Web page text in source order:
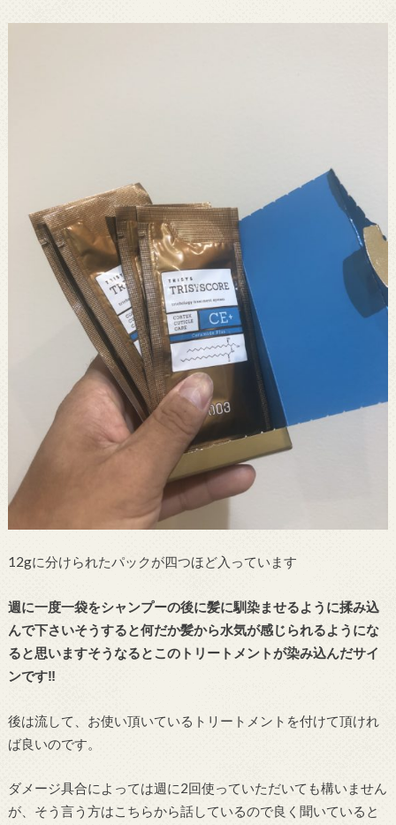
12gに分けられたパックが四つほど入っています
週に一度一袋をシャンプーの後に髪に馴染ませるように揉み込
んで下さいそうすると何だか髪から水気が感じられるようにな
ると思いますそうなるとこのトリートメントが染み込んだサイ
ンです‼︎
後は流して、お使い頂いているトリートメントを付けて頂けれ
ば良いのです。
ダメージ具合によっては週に2回使っていただいても構いません
が、そう言う方はこちらから話しているので良く聞いていると